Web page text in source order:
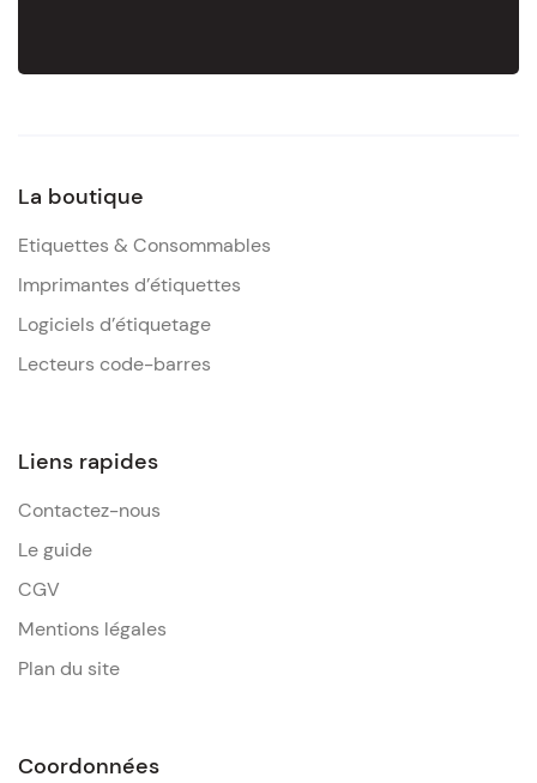
La boutique
Etiquettes & Consommables
Imprimantes d’étiquettes
Logiciels d’étiquetage
Lecteurs code-barres
Liens rapides
Contactez-nous
Le guide
CGV
Mentions légales
Plan du site
Coordonnées